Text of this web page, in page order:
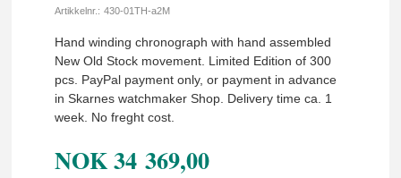
Artikkelnr.: 430-01TH-a2M
Hand winding chronograph with hand assembled
New Old Stock movement. Limited Edition of 300
pcs. PayPal payment only, or payment in advance
in Skarnes watchmaker Shop. Delivery time ca. 1
week. No freght cost.
NOK34 369,00